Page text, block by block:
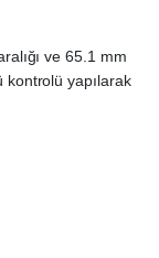
ve 65.1 mm
kontrolü yapılarak